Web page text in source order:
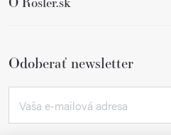
Odoberať newsletter